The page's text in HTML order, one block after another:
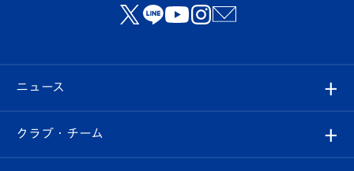
ニュース
すべて
クラブ・チーム